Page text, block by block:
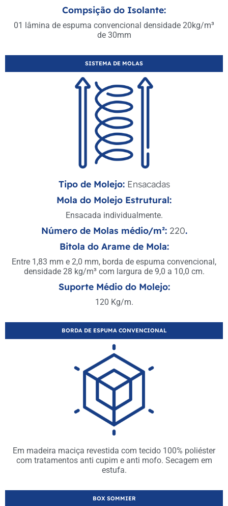
Compsição do Isolante:
01 lâmina de espuma convencional densidade 20kg/m³
de 30mm
SISTEMA DE MOLAS
Tipo de Molejo: Ensacadas
Mola do Molejo Estrutural:
Ensacada individualmente.
Número de Molas médio/m²: 220.
Bitola do Arame de Mola:
Entre 1,83 mm e 2,0 mm, borda de espuma convencional,
densidade 28 kg/m³ com largura de 9,0 a 10,0 cm.
Suporte Médio do Molejo:
120 Kg/m.
BORDA DE ESPUMA CONVENCIONAL
Em madeira maciça revestida com tecido 100% poliéster
com tratamentos anti cupim e anti mofo. Secagem em
estufa.
BOX SOMMIER